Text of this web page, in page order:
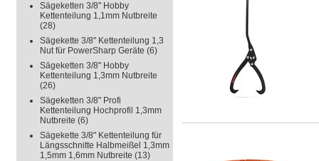
Sägeketten 3/8" Hobby
Kettenteilung 1,1mm Nutbreite
(28)
Sägekette 3/8" Kettenteilung 1,3
Nut für PowerSharp Geräte (6)
Sägeketten 3/8" Hobby
Kettenteilung 1,3mm Nutbreite
(26)
Sägeketten 3/8" Profi
Kettenteilung Hochprofil 1,3mm
Nutbreite (6)
Sägekette 3/8" Kettenteilung für
Längsschnitte Halbmeißel 1,3mm
1,5mm 1,6mm Nutbreite (13)